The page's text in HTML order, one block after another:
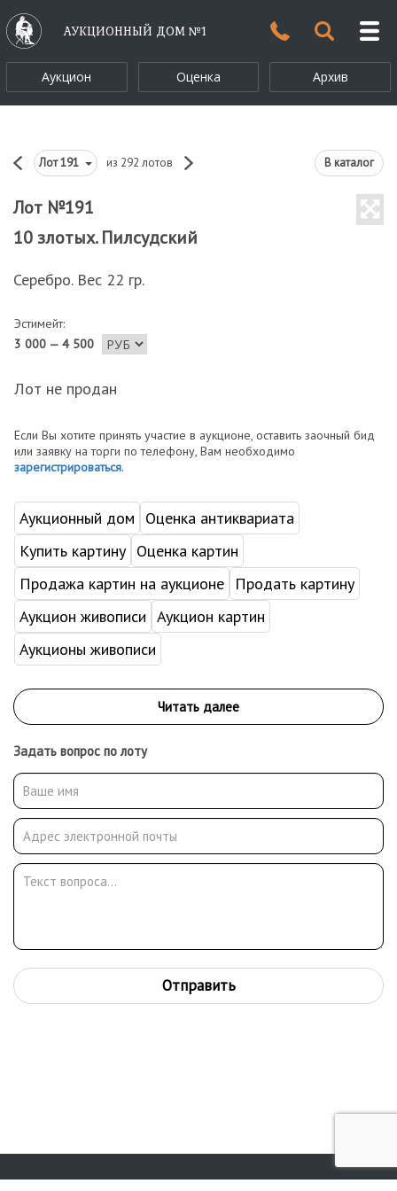
АУКЦИОННЫЙ ДОМ №1
Аукцион Оценка Архив
Лот191 из 292 лотов В каталог
Лот №191
10 злотых. Пилсудский
Серебро. Вес 22 гр.
Эстимейт:
3 000 — 4 500
Лот не продан
Если Вы хотите принять участие в аукционе, оставить заочный бид
или заявку на торги по телефону, Вам необходимо
зарегистрироваться.
Аукционный дом
Оценка антиквариата
Купить картину Оценка картин
Продажа картин на аукционе
Продать картину
Аукцион живописи Аукцион картин
Аукционы живописи
Задать вопрос по лоту
Отправить